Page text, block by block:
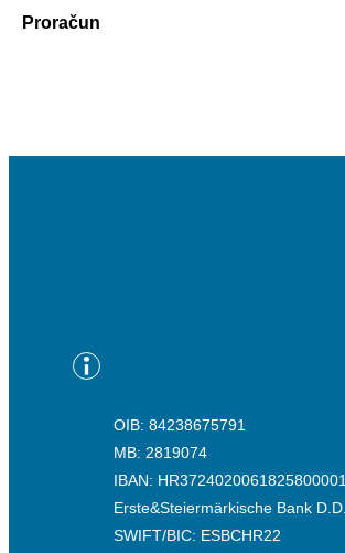
Proračun
OIB: 84238675791
MB: 2819074
IBAN: HR3724020061825800001
Erste&Steiermärkische Bank D.D.
SWIFT/BIC: ESBCHR22